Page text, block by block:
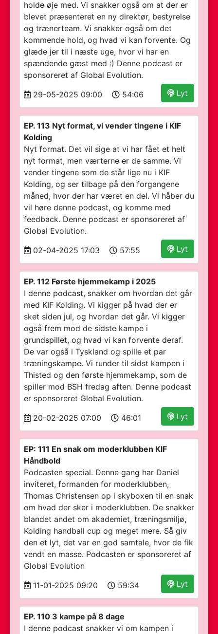
holde øje med. Vi snakker også om at der er
blevet præsenteret en ny direktør, bestyrelse
og trænerteam. Vi snakker også om det
kommende hold, og hvad vi kan forvente. Og
glæde jer til i næste uge, hvor vi har en
spændende gæst med :) Denne podcast er
sponsoreret af Global Evolution.
Lyt
29-05-2025 09:00 54:06
EP. 113 Nyt format, vi vender tingene i KIF
Kolding
Nyt format. Det vil sige at vi har fået et helt
nyt format, men værterne er de samme. Vi
vender tingene som de står lige nu i KIF
Kolding, og ser tilbage på den forgangene
måned, hvor der har været en del. Vi håber du
vil høre denne podcast, og komme med
feedback. Denne podcast er sponsoreret af
Global Evolution.
Lyt
02-04-2025 17:03 57:55
EP. 112 Første hjemmekamp i 2025
I denne podcast, snakker om hvordan det går
med KIF Kolding. Vi kigger på hvad der er
sket siden jul, og hvordan det går. Vi kigger
også frem mod de sidste kampe i
grundspillet, og hvad vi kan forvente deraf.
De var også i Tyskland og spille et par
træningskampe. Vi runder til sidst kampen i
Thisted og den første hjemmekamp, som de
spiller mod BSH fredag aften. Denne podcast
er sponsoreret Global Evolution.
Lyt
20-02-2025 07:00 46:01
EP: 111 En snak om moderklubben KIF
Håndbold
Podcasten special. Denne gang har Daniel
inviteret, formanden for moderklubben,
Thomas Christensen op i skyboxen til en snak
om hvad der sker i moderklubben. De snakker
blandet andet om akademiet, træningsmiljø,
Kolding handball cup og meget mere. Så giv
den et lyt, det var en god samtale, hvor de fik
vendt en masse. Podcasten er sponsoreret af
Global Evolution
Lyt
11-01-2025 09:20 59:34
EP. 110 3 kampe på 8 dage
I denne podcast snakker vi om kampen i